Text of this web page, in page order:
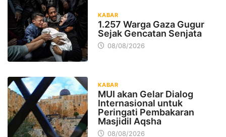
KABAR
1.257 Warga Gaza Gugur
Sejak Gencatan Senjata
08/08/2026
KABAR
MUI akan Gelar Dialog
Internasional untuk
Peringati Pembakaran
Masjidil Aqsha
08/08/2026